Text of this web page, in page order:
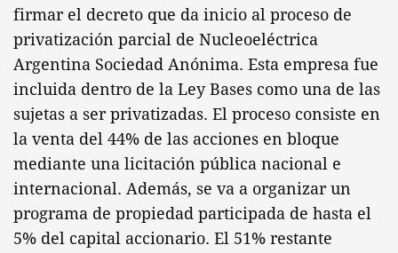
firmar el decreto que da inicio al proceso de
privatización parcial de Nucleoeléctrica
Argentina Sociedad Anónima. Esta empresa fue
incluida dentro de la Ley Bases como una de las
sujetas a ser privatizadas. El proceso consiste en
la venta del 44% de las acciones en bloque
mediante una licitación pública nacional e
internacional. Además, se va a organizar un
programa de propiedad participada de hasta el
5% del capital accionario. El 51% restante